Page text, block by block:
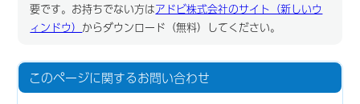
要です。お持ちでない方はアドビ株式会社のサイト（新しいウ
ィンドウ） からダウンロード（無料）してください。
このページに関するお問い合わせ